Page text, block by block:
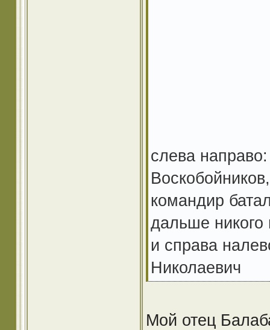
слева направо:
командир
дальше
и справа
Николаевич
Мой отец